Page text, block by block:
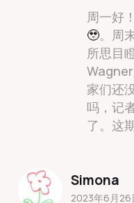
周一好
🥹。周
所思目
家们还
吗，记
了。这
Simona
2023年6月26